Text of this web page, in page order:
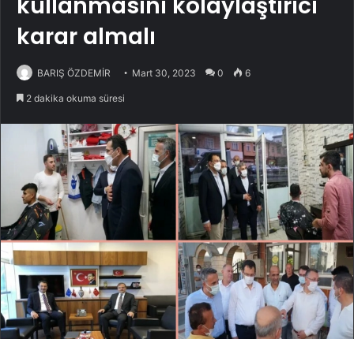
kullanmasını kolaylaştırıcı
karar almalı
BARIŞ ÖZDEMİR Mart 30, 2023 0 6
2 dakika okuma süresi